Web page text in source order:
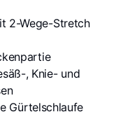
2-Wege-Stretch
, Knie- und
Gürtelschlaufe